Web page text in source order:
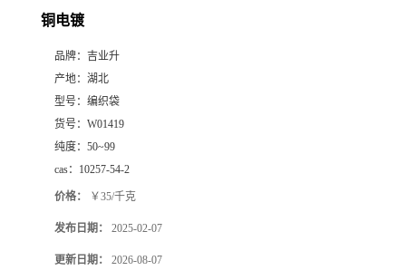
铜电镀
品牌： 吉业升
产地： 湖北
型号： 编织袋
货号： W01419
纯度： 50~99
cas： 10257-54-2
价格： ￥35/千克
发布日期： 2025-02-07
更新日期： 2026-08-07